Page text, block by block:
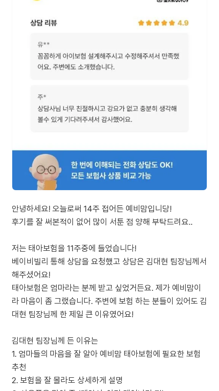
안녕하세요! 오늘로써 14주 접어든 예비맘입니당!
후기를 잘 써본적이 없어 많이 서툰 점 양해 부탁드려요..
저는 태아보험을 11주중에 들었습니다!
베이비빌리 통해 상담을 요청했고 상담은 김대현 팀장님께서
해주셨어요!
태아보험은 엄마라는 분께 받고 싶었거든요. 제가 예비맘이
라 마음이 좀 그랬습니다. 주변에 보험 하는 분들이 있어도 김
대현 팀장님께 한 제일 큰 이유였어요!
김대현 팀장님께 든 이유는
1. 엄마들의 마음을 잘 알아 예비맘 태아보험에 필요한 보험
추천
2. 보험을 잘 몰라도 상세하게 설명